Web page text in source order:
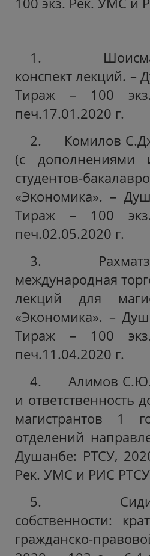
1.
конспект лекций. –
Тираж – 100
печ.17.01.2020 г.
2. Комилов
(с дополнениями
студентов-
«Экономика». –
Тираж – 100
печ.02.05.2020 г.
3.
международная
лекций для
«Экономика». –
Тираж – 100
печ.11.04.2020 г.
4. Алимов С.Ю.
и ответственность
магистрантов 1
отделений
Душанбе: РТСУ,
Рек. УМС и РИС
5. Сидиков
собственности:
гражданско-